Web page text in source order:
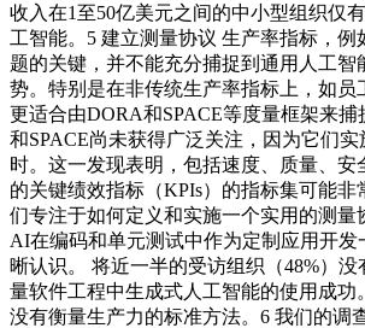
收入在1至50亿美元之间的中小型组织仅
工智能。5 建立测量协议 生产率指标，例
题的关键，并不能充分捕捉到通用人工智
势。特别是在非传统生产率指标上，如员
更适合由DORA和SPACE等度量框架来捕
和SPACE尚未获得广泛关注，因为它们
时。这一发现表明，包括速度、质量、安
的关键绩效指标（KPIs）的指标集可能非
们专注于如何定义和实施一个实用的测量
AI在编码和单元测试中作为定制应用开发
晰认识。 将近一半的受访组织（48%）
量软件工程中生成式人工智能的使用成功
没有衡量生产力的标准方法。6 我们的调